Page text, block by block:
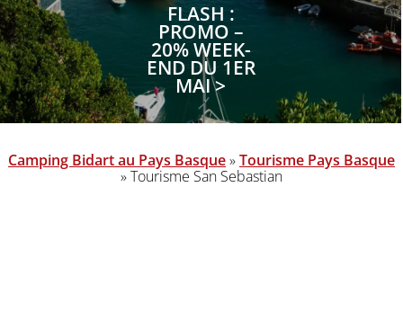
FLASH :
PROMO –
20% WEEK-
END DU 1ER
MAI >
Camping Bidart au Pays Basque»Tourisme Pays Basque
»Tourisme San Sebastian